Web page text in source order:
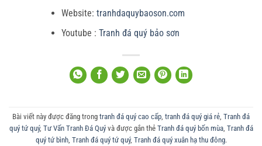
Website: tranhdaquybaoson.com
Youtube : Tranh đá quý bảo sơn
Bài viết này được đăng trong tranh đá quý cao cấp, tranh đá quý giá rẻ, Tranh đá
quý tứ quý, Tư Vấn Tranh Đá Quývà được gắn thẻ Tranh đá quý bốn mùa, Tranh đá
quý tứ bình, Tranh đá quý tứ quý, Tranh đá quý xuân hạ thu đông.